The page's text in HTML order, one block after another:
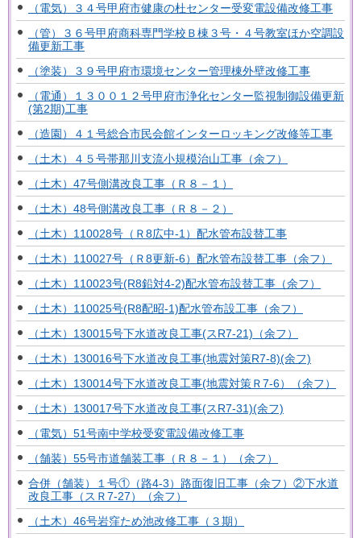
（電気）３４号甲府市健康の杜センター受変電設備改修工事
（管）３６号甲府商科専門学校Ｂ棟３号・４号教室ほか空調設
備更新工事
（塗装）３９号甲府市環境センター管理棟外壁改修工事
（電通）１３００１２号甲府市浄化センター監視制御設備更新
(第2期)工事
（造園）４１号総合市民会館インターロッキング改修等工事
（土木）４５号帯那川支流小規模治山工事（余フ）
（土木）47号側溝改良工事（Ｒ８－１）
（土木）48号側溝改良工事（Ｒ８－２）
（土木）110028号（Ｒ8広中-1）配水管布設替工事
（土木）110027号（Ｒ8更新-6）配水管布設替工事（余フ）
（土木）110023号(R8鉛対4-2)配水管布設替工事（余フ）
（土木）110025号(R8配昭-1)配水管布設工事（余フ）
（土木）130015号下水道改良工事(スR7-21)（余フ）
（土木）130016号下水道改良工事(地震対策R7-8)(余フ)
（土木）130014号下水道改良工事(地震対策Ｒ7-6）（余フ）
（土木）130017号下水道改良工事(スR7-31)(余フ)
（電気）51号南中学校受変電設備改修工事
（舗装）55号市道舗装工事（Ｒ８－１）（余フ）
合併（舗装）１号①（路4-3）路面復旧工事（余フ）②下水道
改良工事（スＲ7-27）（余フ）
（土木）46号岩窪ため池改修工事（３期）